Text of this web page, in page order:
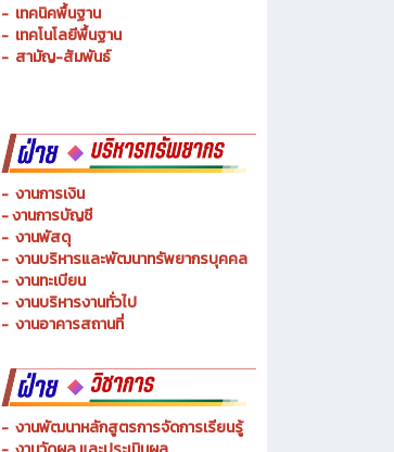
- ช่างเทคนิคควบคุม และซ่อมบำรุง
ระบบขนส่งทางราง
- ช่างเมคคาทรอนิกส์ และหุ่นยนต์
-สามัญ-สัมพันธ์
- งานการเงิน
- งานการบัญชี
- งานพัสดุ
- งานทะเบียน
-งานบริหารงานทั่วไป
-งานอาคารสถานที่